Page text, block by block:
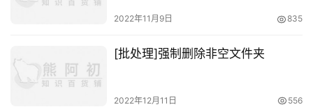
2022年11月9日 835
[批处理]强制删除非空文件夹
2022年12月11日 556